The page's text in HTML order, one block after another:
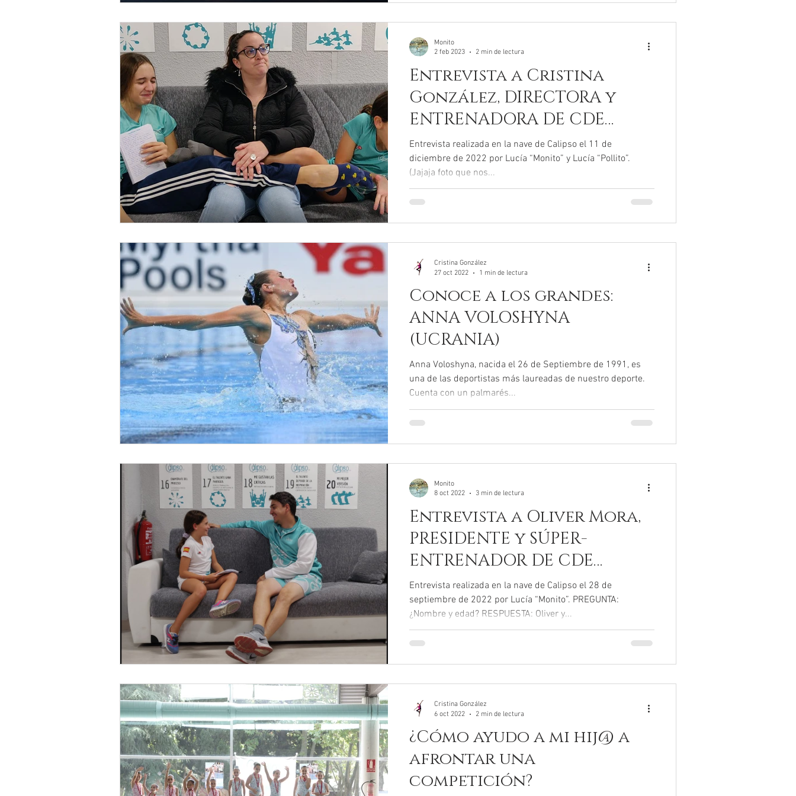
Entrevista a Cristina
González, DIRECTORA y
ENTRENADORA DE CDE
CALIPSO
Entrevista realizada en la nave de Calipso el 11 de
diciembre de 2022 por Lucía “Monito” y Lucía “Pollito”.
(Jajaja foto que nos...
Monito
2 feb 2023
2 min de lectura
Conoce a los grandes:
ANNA VOLOSHYNA
(UCRANIA)
Anna Voloshyna, nacida el 26 de Septiembre de 1991, es
una de las deportistas más laureadas de nuestro deporte.
Cuenta con un palmarés...
Cristina González
27 oct 2022
1 min de lectura
Entrevista a Oliver Mora,
PRESIDENTE y SÚPER-
ENTRENADOR DE CDE
CALIPSO
Entrevista realizada en la nave de Calipso el 28 de
septiembre de 2022 por Lucía “Monito”. PREGUNTA:
¿Nombre y edad? RESPUESTA: Oliver y...
Monito
8 oct 2022
3 min de lectura
¿Cómo ayudo a mi hij@ a
afrontar una
competición?
Cristina González
6 oct 2022
2 min de lectura